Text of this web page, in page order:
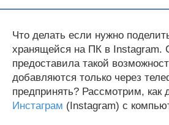
Что делать если нужно
хранящейся на ПК в Instagram.
предоставила такой
добавляются только через
предпринять? Рассмотрим, как
Инстаграм (Instagram) с